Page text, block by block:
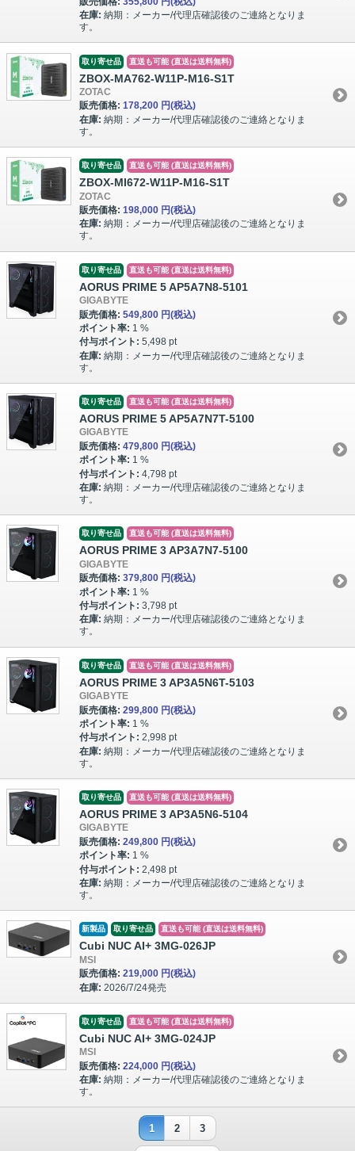
在庫: 納期：メーカー/代理店確認後のご連絡となりま
す。
取り寄せ品 直送も可能 (直送は送料無料)
ZBOX-MA762-W11P-M16-S1T
ZOTAC
販売価格: 178,200 円(税込)
在庫: 納期：メーカー/代理店確認後のご連絡となりま
す。
取り寄せ品 直送も可能 (直送は送料無料)
ZBOX-MI672-W11P-M16-S1T
ZOTAC
販売価格: 198,000 円(税込)
在庫: 納期：メーカー/代理店確認後のご連絡となりま
す。
取り寄せ品 直送も可能 (直送は送料無料)
AORUS PRIME 5 AP5A7N8-5101
GIGABYTE
販売価格: 549,800 円(税込)
ポイント率: 1 %
付与ポイント: 5,498 pt
在庫: 納期：メーカー/代理店確認後のご連絡となりま
す。
取り寄せ品 直送も可能 (直送は送料無料)
AORUS PRIME 5 AP5A7N7T-5100
GIGABYTE
販売価格: 479,800 円(税込)
ポイント率: 1 %
付与ポイント: 4,798 pt
在庫: 納期：メーカー/代理店確認後のご連絡となりま
す。
取り寄せ品 直送も可能 (直送は送料無料)
AORUS PRIME 3 AP3A7N7-5100
GIGABYTE
販売価格: 379,800 円(税込)
ポイント率: 1 %
付与ポイント: 3,798 pt
在庫: 納期：メーカー/代理店確認後のご連絡となりま
す。
取り寄せ品 直送も可能 (直送は送料無料)
AORUS PRIME 3 AP3A5N6T-5103
GIGABYTE
販売価格: 299,800 円(税込)
ポイント率: 1 %
付与ポイント: 2,998 pt
在庫: 納期：メーカー/代理店確認後のご連絡となりま
す。
取り寄せ品 直送も可能 (直送は送料無料)
AORUS PRIME 3 AP3A5N6-5104
GIGABYTE
販売価格: 249,800 円(税込)
ポイント率: 1 %
付与ポイント: 2,498 pt
在庫: 納期：メーカー/代理店確認後のご連絡となりま
す。
新製品 取り寄せ品 直送も可能 (直送は送料無料)
Cubi NUC AI+ 3MG-026JP
MSI
販売価格: 219,000 円(税込)
在庫: 2026/7/24発売
取り寄せ品 直送も可能 (直送は送料無料)
Cubi NUC AI+ 3MG-024JP
MSI
販売価格: 224,000 円(税込)
在庫: 納期：メーカー/代理店確認後のご連絡となりま
す。
1 2 3